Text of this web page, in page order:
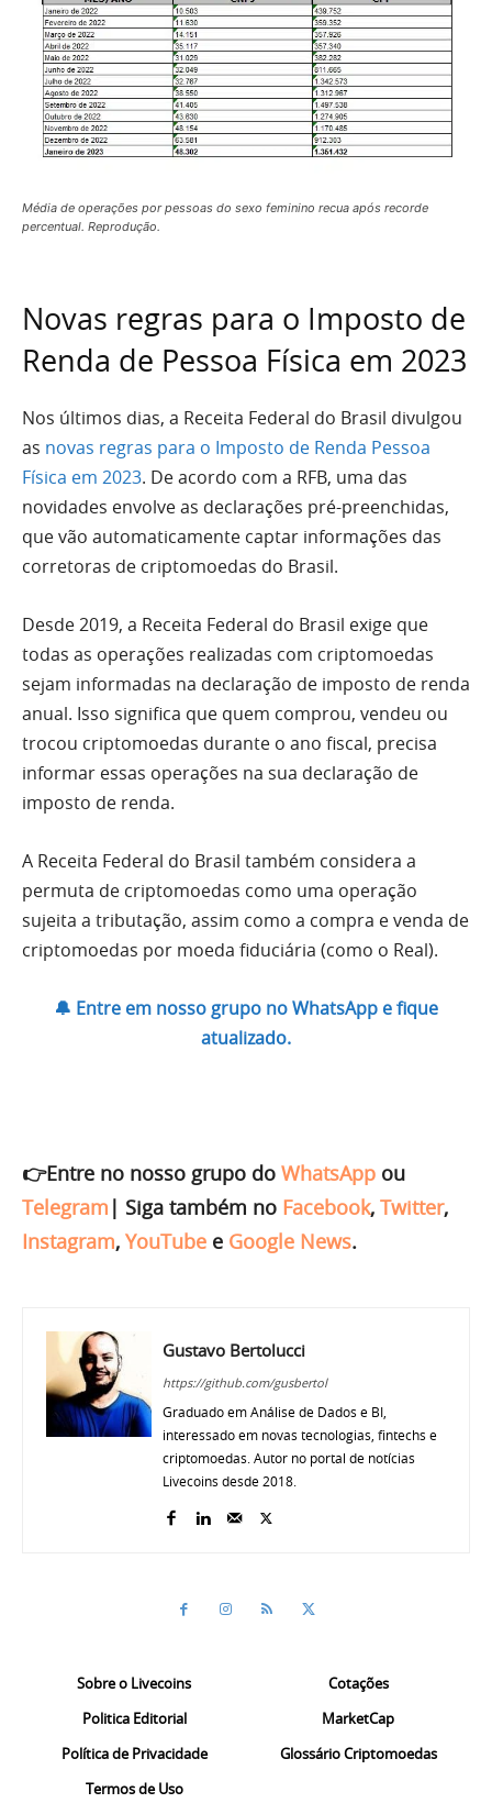
Média de operações por pessoas do sexo feminino recua após recorde
percentual. Reprodução.
Novas regras para o Imposto de
Renda de Pessoa Física em 2023
Nos últimos dias, a Receita Federal do Brasil divulgou
as novas regras para o Imposto de Renda Pessoa
Física em 2023. De acordo com a RFB, uma das
novidades envolve as declarações pré-preenchidas,
que vão automaticamente captar informações das
corretoras de criptomoedas do Brasil.
Desde 2019, a Receita Federal do Brasil exige que
todas as operações realizadas com criptomoedas
sejam informadas na declaração de imposto de renda
anual. Isso significa que quem comprou, vendeu ou
trocou criptomoedas durante o ano fiscal, precisa
informar essas operações na sua declaração de
imposto de renda.
A Receita Federal do Brasil também considera a
permuta de criptomoedas como uma operação
sujeita a tributação, assim como a compra e venda de
criptomoedas por moeda fiduciária (como o Real).
🔔 Entre em nosso grupo no WhatsApp e fique
atualizado.
👉Entre no nosso grupo do WhatsApp ou
Telegram | Siga também no Facebook, Twitter,
Instagram, YouTube e Google News.
Gustavo Bertolucci
https://github.com/gusbertol
Graduado em Análise de Dados e BI,
interessado em novas tecnologias, fintechs e
criptomoedas. Autor no portal de notícias
Livecoins desde 2018.
Sobre o Livecoins
Politica Editorial
Política de Privacidade
Termos de Uso
Cotações
MarketCap
Glossário Criptomoedas